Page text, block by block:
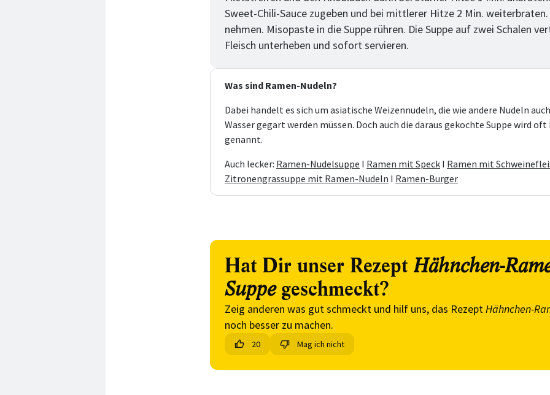
Sweet-Chili-Sauce zugeben und bei mittlerer Hitze 2 Min.
nehmen. Misopaste in die Suppe rühren. Die Suppe auf zwei Schalen
Fleisch unterheben und sofort servieren.
Was sind Ramen-Nudeln?
Dabei handelt es sich um asiatische Weizennudeln, die wie andere Nudeln
Wasser gegart werden müssen. Doch auch die daraus gekochte Suppe wird oft
genannt.
Auch lecker: Ramen-Nudelsuppe I Ramen mit Speck I Ramen mit
Zitronengrassuppe mit Ramen-Nudeln I Ramen-Burger
Hat Dir unser Rezept Hähnchen-
Suppegeschmeckt?
Zeig anderen was gut schmeckt und hilf uns, das RezeptHähnchen-
noch besser zu machen.
20 Mag ich nicht